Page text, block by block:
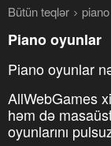
Bütün teqlər piano
Piano oyunlar
Piano oyunlar
AllWebGames
həm də
oyunlarını